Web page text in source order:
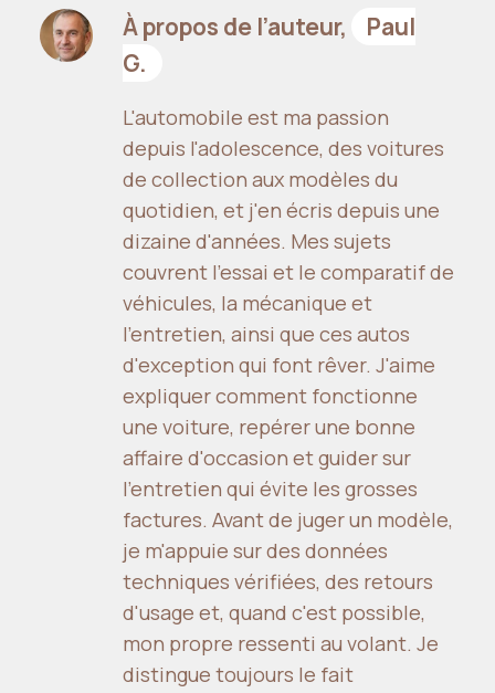
À propos de l’auteur,
Paul
G.
L'automobile est ma passion
depuis l'adolescence, des voitures
de collection aux modèles du
quotidien, et j'en écris depuis une
dizaine d'années. Mes sujets
couvrent l'essai et le comparatif de
véhicules, la mécanique et
l'entretien, ainsi que ces autos
d'exception qui font rêver. J'aime
expliquer comment fonctionne
une voiture, repérer une bonne
affaire d'occasion et guider sur
l'entretien qui évite les grosses
factures. Avant de juger un modèle,
je m'appuie sur des données
techniques vérifiées, des retours
d'usage et, quand c'est possible,
mon propre ressenti au volant. Je
distingue toujours le fait